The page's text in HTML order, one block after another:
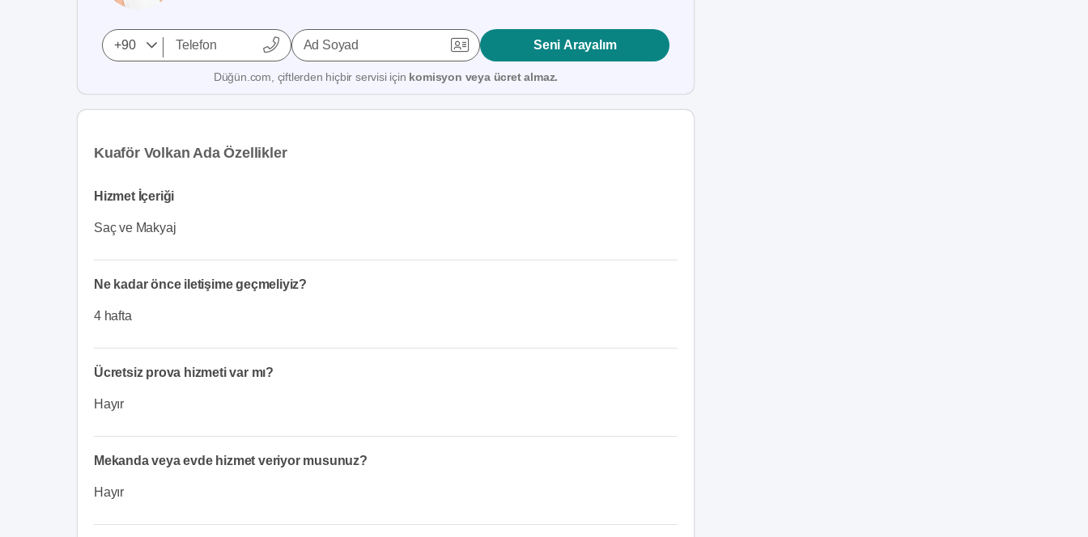
Ad Soyad Seni Arayalım
Düğün.com, çiftlerden hiçbir servisi için komisyon veya ücret almaz.
Kuaför Volkan Ada Özellikler
Hizmet İçeriği
Saç ve Makyaj
Ne kadar önce iletişime geçmeliyiz?
4 hafta
Ücretsiz prova hizmeti var mı?
Hayır
Mekanda veya evde hizmet veriyor musunuz?
Hayır